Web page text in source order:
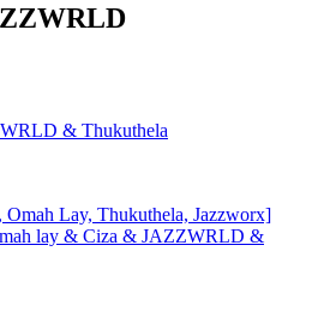
& Thukuthela
Lay, Thukuthela, Jazzworx]
lay & Ciza & JAZZWRLD &